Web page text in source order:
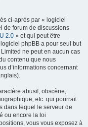
ci-après par « logiciel
de forum de discussions
2.0 » et qui peut être
phpBB a pour seul but
ne peut en aucun cas
contenu que nous
d’informations concernant
abusif, obscène,
etc. qui pourrait
dans lequel le serveur de
ou encore la loi
vous vous exposez à